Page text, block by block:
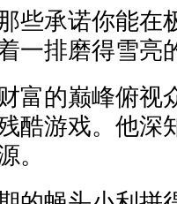
些承诺你能在
一排磨得雪亮
富的巅峰俯视
酷游戏。他深
。